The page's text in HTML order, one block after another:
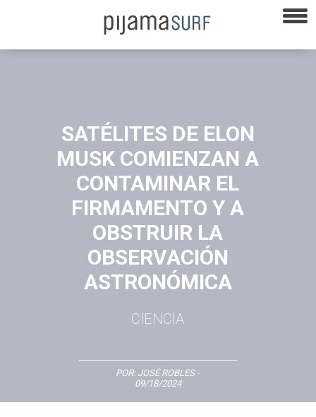
SATÉLITES DE ELON
MUSK COMIENZAN A
CONTAMINAR EL
FIRMAMENTO Y A
OBSTRUIR LA
OBSERVACIÓN
ASTRONÓMICA
CIENCIA
POR: JOSÉ ROBLES-
09/18/2024